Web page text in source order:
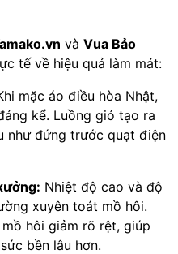
và Vua Bảo
tế về hiệu quả làm mát:
mặc áo điều hòa Nhật,
kể. Luồng gió tạo ra
như đứng trước quạt điện
Nhiệt độ cao và độ
xuyên toát mồ hôi.
hôi giảm rõ rệt, giúp
bền lâu hơn.